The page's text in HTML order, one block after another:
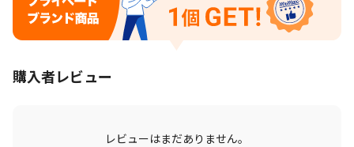
購入者レビュー
レビューはまだありません。